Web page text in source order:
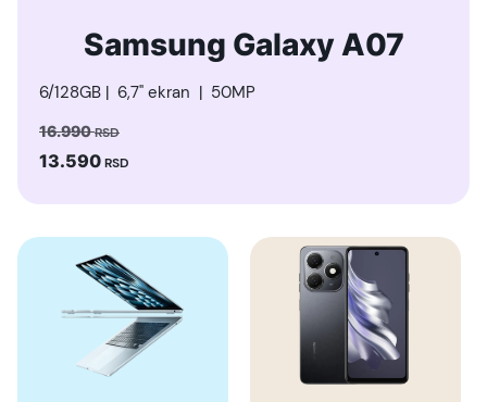
Samsung Galaxy A07
6/128GB | 6,7" ekran | 50MP
16.990RSD
13.590RSD